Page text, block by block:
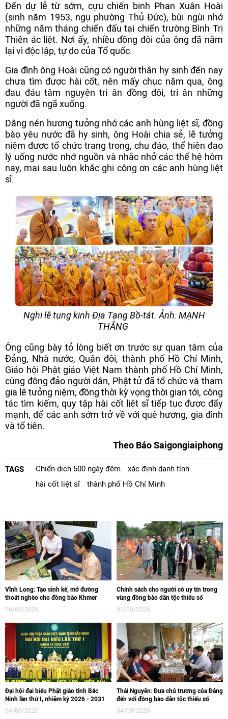
Đến dự lễ từ sớm, cựu chiến binh Phan Xuân Hoài
(sinh năm 1953, ngụ phường Thủ Đức), bùi ngùi nhớ
những năm tháng chiến đấu tại chiến trường Bình Trị
Thiên ác liệt. Nơi ấy, nhiều đồng đội của ông đã nằm
lại vì độc lập, tự do của Tổ quốc.
Gia đình ông Hoài cũng có người thân hy sinh đến nay
chưa tìm được hài cốt, nên mấy chục năm qua, ông
đau đáu tâm nguyện tri ân đồng đội, tri ân những
người đã ngã xuống.
Dâng nén hương tưởng nhớ các anh hùng liệt sĩ, đồng
bào yêu nước đã hy sinh, ông Hoài chia sẻ, lễ tưởng
niệm được tổ chức trang trọng, chu đáo, thể hiện đạo
lý uống nước nhớ nguồn và nhắc nhở các thế hệ hôm
nay, mai sau luôn khắc ghi công ơn các anh hùng liệt
sĩ.
Nghi lễ tụng kinh Địa Tạng Bồ-tát. Ảnh: MẠNH
THẮNG
Ông cũng bày tỏ lòng biết ơn trước sự quan tâm của
Đảng, Nhà nước, Quân đội, thành phố Hồ Chí Minh,
Giáo hội Phật giáo Việt Nam thành phố Hồ Chí Minh,
cùng đông đảo người dân, Phật tử đã tổ chức và tham
gia lễ tưởng niệm; đồng thời kỳ vọng thời gian tới, công
tác tìm kiếm, quy tập hài cốt liệt sĩ tiếp tục được đẩy
mạnh, để các anh sớm trở về với quê hương, gia đình
và tổ tiên.
Theo Báo Saigongiaiphong
TAGS Chiến dịch 500 ngày đêm
xác định danh tính
hài cốt liệt sĩ
thành phố Hồ Chí Minh
Vĩnh Long: Tạo sinh kế, mở đường
thoát nghèo cho đồng bào Khmer
06/08/2026
Chính sách cho người có uy tín trong
vùng đồng bào dân tộc thiểu số
05/08/2026
Đại hội đại biểu Phật giáo tỉnh Bắc
Ninh lần thứ I, nhiệm kỳ 2026 - 2031
04/08/2026
Thái Nguyên: Đưa chủ trương của Đảng
đến với đồng bào dân tộc thiểu số
04/08/2026